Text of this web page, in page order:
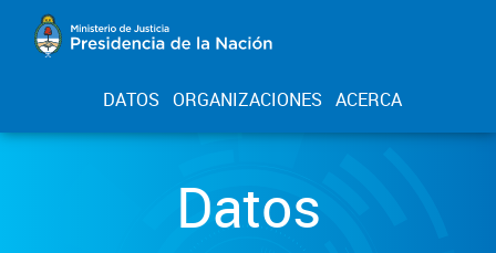
DATOS ORGANIZACIONES ACERCA
Datos